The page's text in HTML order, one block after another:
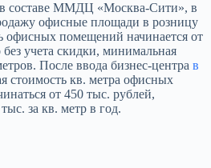
составе ММДЦ «Москва-Сити», в
офисные площади в розницу
офисных помещений начинается от
учета скидки, минимальная
После ввода бизнес-центра в
стоимость кв. метра офисных
от 450 тыс. рублей,
за кв. метр в год.